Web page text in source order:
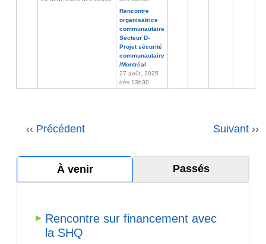
Rencontre
organisatrice
communautaire
Secteur D-
Projet sécurité
communautaire
/Montréal
27 août, 2025
dès 13h30
Pagination
‹‹ Précédent Suivant ››
À venir Passés
Rencontre sur financement avec
la SHQ